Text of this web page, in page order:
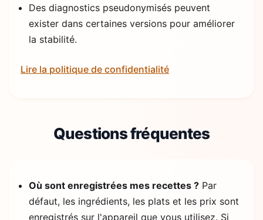
Des diagnostics pseudonymisés peuvent
exister dans certaines versions pour améliorer
la stabilité.
Lire la politique de confidentialité
Questions fréquentes
Où sont enregistrées mes recettes ? Par
défaut, les ingrédients, les plats et les prix sont
enregistrés sur l'appareil que vous utilisez. Si